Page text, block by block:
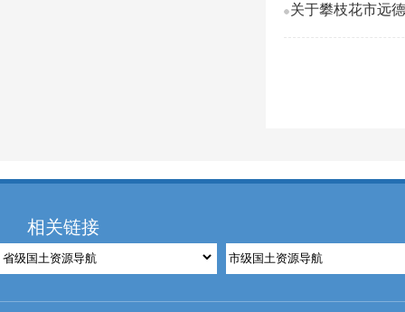
关于攀枝花市远
相关链接